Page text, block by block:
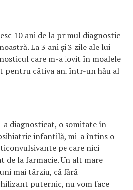
10 ani de la primul diagnostic
La 3 ani şi 3 zile ale lui
care m-a lovit în moalele
pentru câtiva ani într-un hău al
a diagnosticat, o somitate în
infantilă, mi-a întins o
pe care nici
de la farmacie. Un alt mare
mai târziu, că fără
puternic, nu vom face